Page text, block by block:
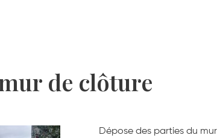
de clôture
Dépose des parties du